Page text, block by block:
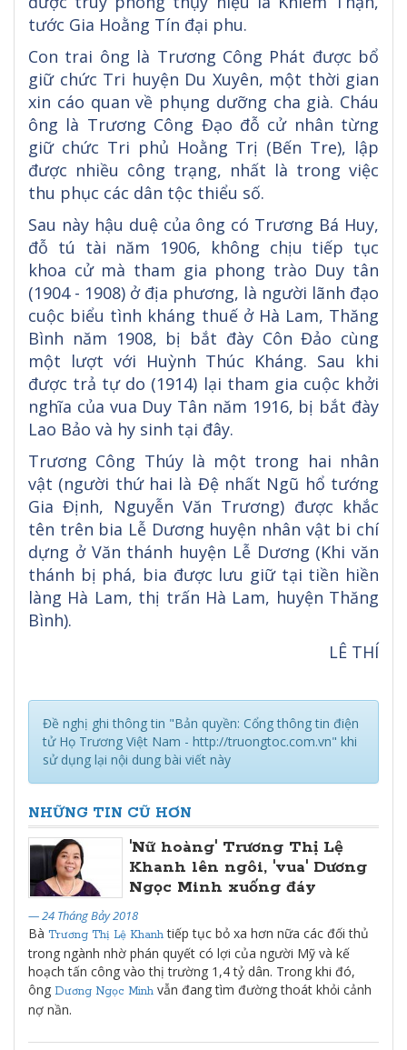
tước Gia Hoằng Tín đại phu.
Con trai ông là Trương Công Phát được bổ
giữ chức Tri huyện Du Xuyên, một thời gian
xin cáo quan về phụng dưỡng cha già. Cháu
ông là Trương Công Đạo đỗ cử nhân từng
giữ chức Tri phủ Hoằng Trị (Bến Tre), lập
được nhiều công trạng, nhất là trong việc
thu phục các dân tộc thiểu số.
Sau này hậu duệ của ông có Trương Bá Huy,
đỗ tú tài năm 1906, không chịu tiếp tục
khoa cử mà tham gia phong trào Duy tân
(1904 - 1908) ở địa phương, là người lãnh đạo
cuộc biểu tình kháng thuế ở Hà Lam, Thăng
Bình năm 1908, bị bắt đày Côn Đảo cùng
một lượt với Huỳnh Thúc Kháng. Sau khi
được trả tự do (1914) lại tham gia cuộc khởi
nghĩa của vua Duy Tân năm 1916, bị bắt đày
Lao Bảo và hy sinh tại đây.
Trương Công Thúy là một trong hai nhân
vật (người thứ hai là Đệ nhất Ngũ hổ tướng
Gia Định, Nguyễn Văn Trương) được khắc
tên trên bia Lễ Dương huyện nhân vật bi chí
dựng ở Văn thánh huyện Lễ Dương (Khi văn
thánh bị phá, bia được lưu giữ tại tiền hiền
làng Hà Lam, thị trấn Hà Lam, huyện Thăng
Bình).
LÊ THÍ
Đề nghị ghi thông tin "Bản quyền: Cổng thông tin điện
tử Họ Trương Việt Nam - http://truongtoc.com.vn" khi
sử dụng lại nội dung bài viết này
NHỮNG TIN CŨ HƠN
'Nữ hoàng' Trương Thị Lệ
Khanh lên ngôi, 'vua' Dương
Ngọc Minh xuống đáy
— 24 Tháng Bảy 2018
Bà Trương Thị Lệ Khanh tiếp tục bỏ xa hơn nữa các đối thủ
trong ngành nhờ phán quyết có lợi của người Mỹ và kế
hoạch tấn công vào thị trường 1,4 tỷ dân. Trong khi đó,
ông Dương Ngọc Minh vẫn đang tìm đường thoát khỏi cảnh
nợ nần.